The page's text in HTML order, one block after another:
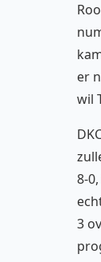
er
wil
8-
3